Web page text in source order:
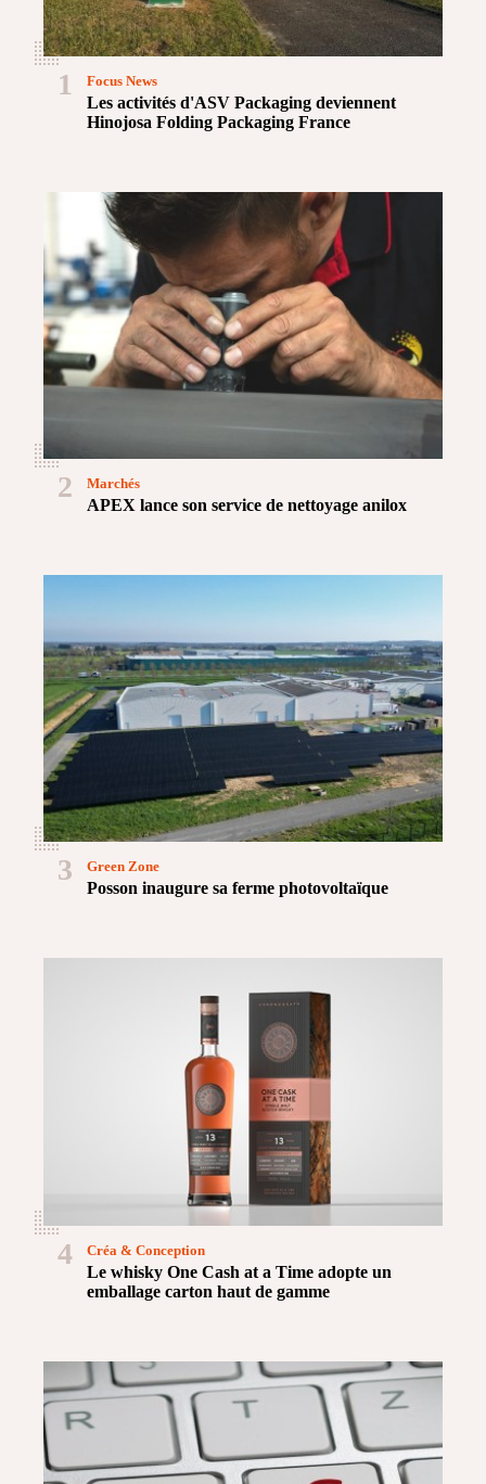
1
Les activités d'ASV Packaging deviennent
Hinojosa Folding Packaging France
Focus News
2
APEX lance son service de nettoyage anilox
Marchés
3
Posson inaugure sa ferme photovoltaïque
Green Zone
4
Le whisky One Cash at a Time adopte un
emballage carton haut de gamme
Créa & Conception